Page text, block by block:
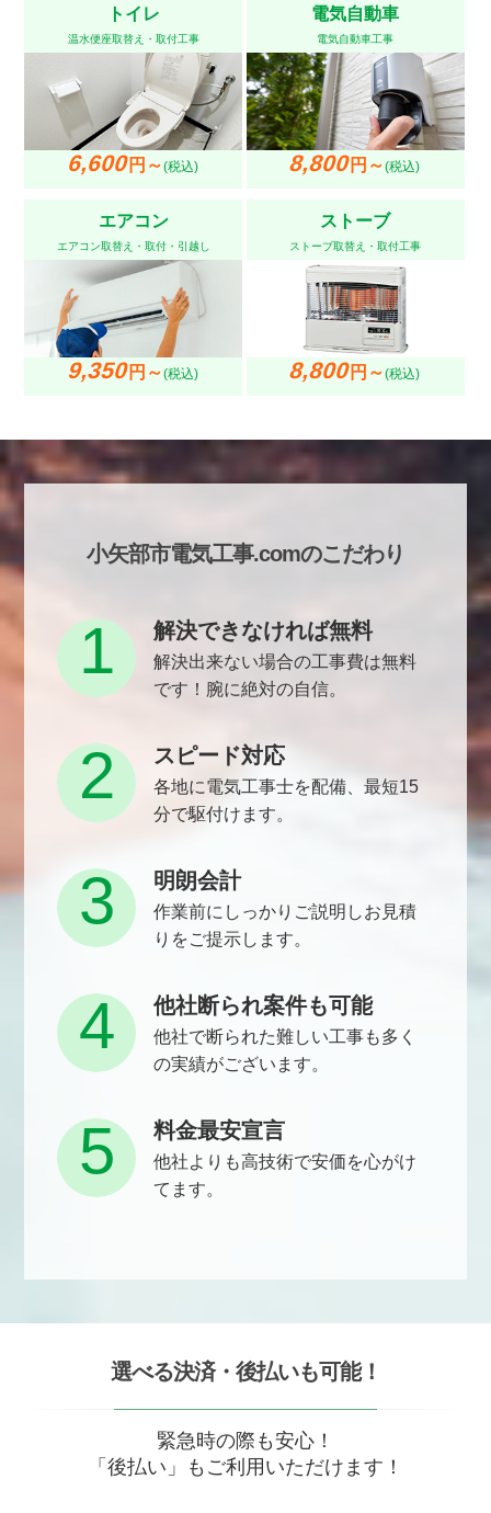
トイレ
温水便座取替え・取付工事
6,600円～(税込)
電気自動車
電気自動車工事
8,800円～(税込)
エアコン
エアコン取替え・取付・引越し
9,350円～(税込)
ストーブ
ストーブ取替え・取付工事
8,800円～(税込)
小矢部市電気工事.comのこだわり
解決できなければ無料
解決出来ない場合の工事費は無料
です！腕に絶対の自信。
1
スピード対応
各地に電気工事士を配備、最短15
分で駆付けます。
2
明朗会計
作業前にしっかりご説明しお見積
りをご提示します。
3
他社断られ案件も可能
他社で断られた難しい工事も多く
の実績がございます。
4
料金最安宣言
他社よりも高技術で安価を心がけ
てます。
5
選べる決済・後払いも可能！
緊急時の際も安心！
「後払い」もご利用いただけます！